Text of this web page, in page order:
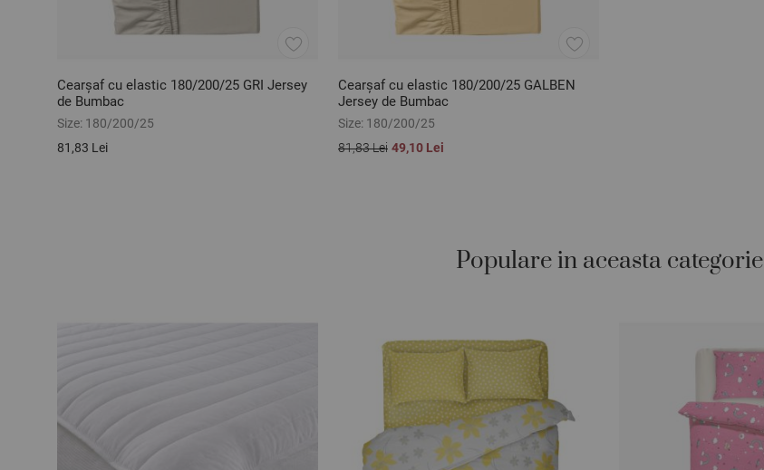
Cearșaf cu elastic 180/200/25 GRI Jersey
de Bumbac
Size: 180/200/25
81,83 Lei
Cearșaf cu elastic 180/200/25 GALBEN
Jersey de Bumbac
Size: 180/200/25
81,83 Lei 49,10 Lei
Populare in aceasta categorie